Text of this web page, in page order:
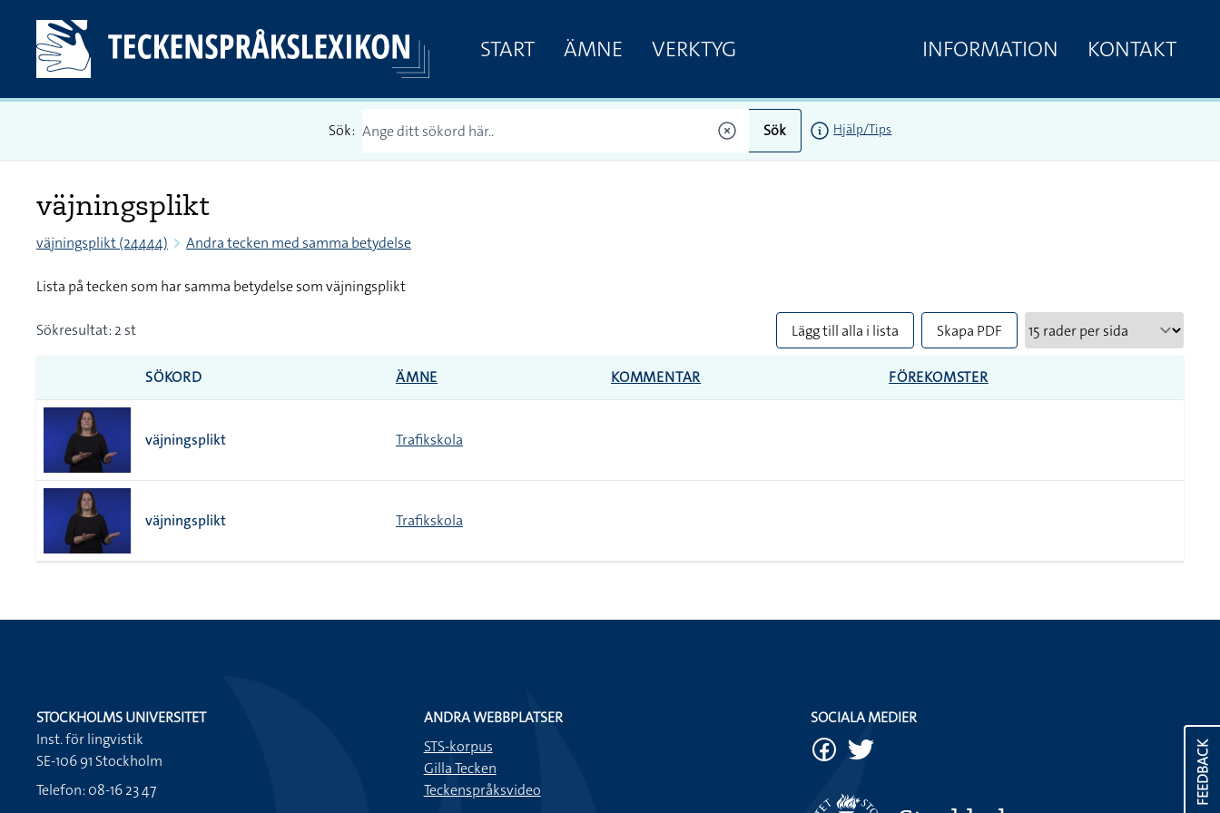
START ÄMNE VERKTYG INFORMATION KONTAKT
Sök: Sök Hjälp/Tips
väjningsplikt
väjningsplikt (24444) Andra tecken med samma betydelse
Lista på tecken som har samma betydelse som väjningsplikt
Sökresultat: 2 st Lägg till alla i lista Skapa PDF
SÖKORD ÄMNE KOMMENTAR FÖREKOMSTER
väjningsplikt Trafikskola
väjningsplikt Trafikskola
FEEDBACK
STOCKHOLMS UNIVERSITET
Inst. för lingvistik
SE-106 91 Stockholm
Telefon: 08-16 23 47
ANDRA WEBBPLATSER
STS-korpus
Gilla Tecken
Teckenspråksvideo
SOCIALA MEDIER